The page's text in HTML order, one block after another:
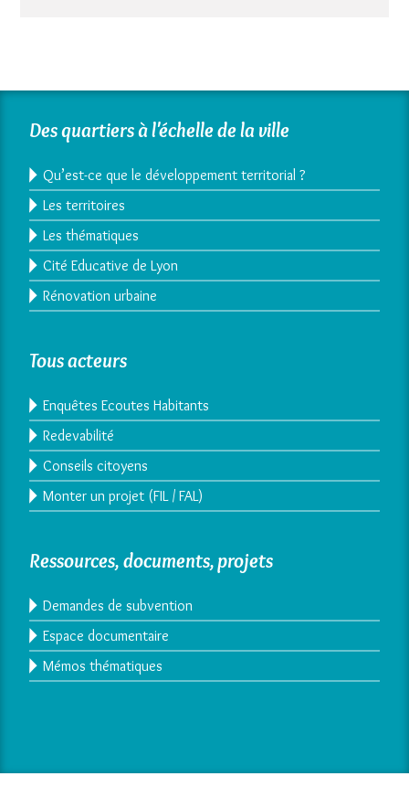
Des quartiers à l'échelle de la ville
Qu’est-ce que le développement territorial ?
Les territoires
Les thématiques
Cité Educative de Lyon
Rénovation urbaine
Tous acteurs
Enquêtes Ecoutes Habitants
Redevabilité
Conseils citoyens
Monter un projet (FIL / FAL)
Ressources, documents, projets
Demandes de subvention
Espace documentaire
Mémos thématiques